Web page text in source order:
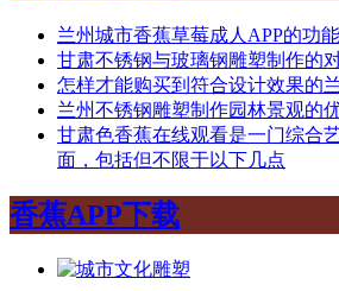
兰州城市香蕉草莓成人APP的功能
甘肃不锈钢与玻璃钢雕塑制作的
怎样才能购买到符合设计效果的
兰州不锈钢雕塑制作园林景观的
甘肃色香蕉在线观看是一门综合
面，包括但不限于以下几点
香蕉APP下载